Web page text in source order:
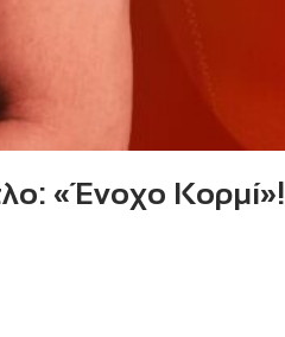
«Ένοχο Κορμί»!